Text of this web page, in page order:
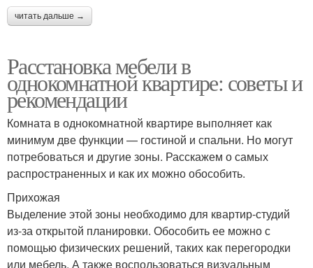
читать дальше →
Расстановка мебели в
однокомнатной квартире: советы и
рекомендации
Комната в однокомнатной квартире выполняет как
минимум две функции — гостиной и спальни. Но могут
потребоваться и другие зоны. Расскажем о самых
распространенных и как их можно обособить.
Прихожая
Выделение этой зоны необходимо для квартир-студий
из-за открытой планировки. Обособить ее можно с
помощью физических решений, таких как перегородки
или мебель. А также воспользоваться визуальным